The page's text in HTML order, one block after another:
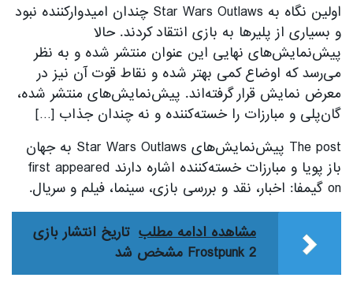
اولین نگاه به Star Wars Outlaws چندان امیدوارکننده نبود
و بسیاری از پلیرها به بازی انتقاد کردند. حالا
پیش‌نمایش‌های نهایی این عنوان منتشر شده و به نظر
می‌رسد که اوضاع کمی بهتر شده و نقاط قوت آن نیز در
معرض نمایش قرار گرفته‌اند. پیش‌نمایش‌های منتشر شده،
گان‌پلی و مبارزات را خسته‌کننده و نه چندان جذاب […]
The post پیش‌نمایش‌های Star Wars Outlaws به جهان
باز پویا و مبارزات خسته‌کننده اشاره دارند first appeared
on گیمفا: اخبار، نقد و بررسی بازی، سینما، فیلم و سریال.
مشاهده ادامه مطلب تاریخ انتشار بازی
Frostpunk 2 مشخص شد